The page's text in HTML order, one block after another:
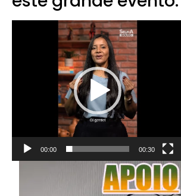
Tocador
00:00 00:30